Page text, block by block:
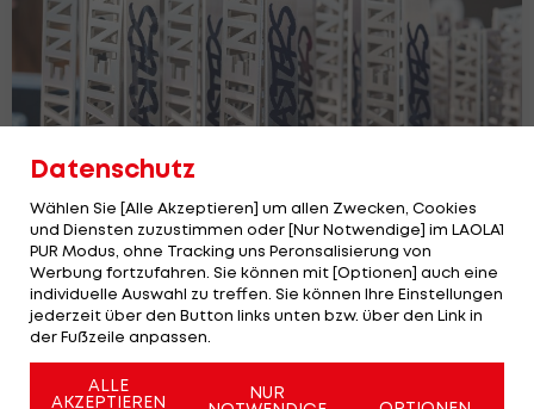
3x3 am Heumarkt: Österreich holt eine
Medaille!
Basketball
Datenschutz
Wählen Sie [Alle Akzeptieren] um allen Zwecken, Cookies
und Diensten zuzustimmen oder [Nur Notwendige] im LAOLA1
PUR Modus, ohne Tracking uns Peronsalisierung von
Werbung fortzufahren. Sie können mit [Optionen] auch eine
individuelle Auswahl zu treffen. Sie können Ihre Einstellungen
jederzeit über den Button links unten bzw. über den Link in
der Fußzeile anpassen.
ALLE
AKZEPTIEREN
NUR